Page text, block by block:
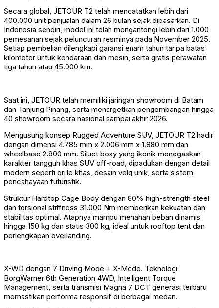
Secara global, JETOUR T2 telah mencatatkan lebih dari
400.000 unit penjualan dalam 26 bulan sejak dipasarkan. Di
Indonesia sendiri, model ini telah mengantongi lebih dari 1.000
pemesanan sejak peluncuran resminya pada November 2025.
Setiap pembelian dilengkapi garansi enam tahun tanpa batas
kilometer untuk kendaraan dan mesin, serta gratis perawatan
tiga tahun atau 45.000 km.
Saat ini, JETOUR telah memiliki jaringan showroom di Batam
dan Tanjung Pinang, serta menargetkan pengembangan hingga
40 showroom secara nasional sampai akhir 2026.
Mengusung konsep Rugged Adventure SUV, JETOUR T2 hadir
dengan dimensi 4.785 mm x 2.006 mm x 1.880 mm dan
wheelbase 2.800 mm. Siluet boxy yang ikonik menegaskan
karakter tangguh khas SUV off-road, dipadukan dengan detail
modern seperti grille khas, desain velg unik, serta sistem
pencahayaan futuristik.
Struktur Hardtop Cage Body dengan 80% high-strength steel
dan torsional stiffness 31.000 Nm memberikan kekuatan dan
stabilitas optimal. Atapnya mampu menahan beban dinamis
hingga 150 kg dan statis 300 kg, ideal untuk rooftop tent dan
perlengkapan overlanding.
X-WD dengan 7 Driving Mode + X-Mode. Teknologi
BorgWarner 6th Generation 4WD, Intelligent Torque
Management, serta transmisi Magna 7 DCT generasi terbaru
memastikan performa responsif di berbagai medan.